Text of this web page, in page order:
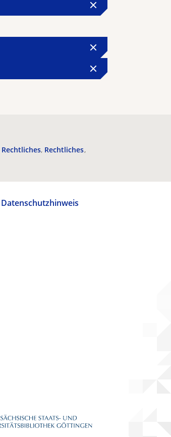
Rechtliches Rechtliches
Datenschutzhinweis